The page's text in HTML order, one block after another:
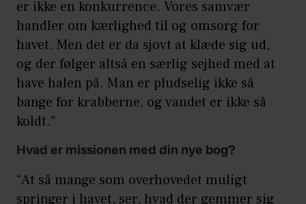
er ikke en konkurrence. Vores samvær
handler om kærlighed til og omsorg for
havet. Men det er da sjovt at klæde sig ud,
og der følger altså en særlig sejhed med at
have halen på. Man er pludselig ikke så
bange for krabberne, og vandet er ikke så
koldt.”
Hvad er missionen med din nye bog?
“At så mange som overhovedet muligt
springer i havet, ser, hvad der gemmer sig